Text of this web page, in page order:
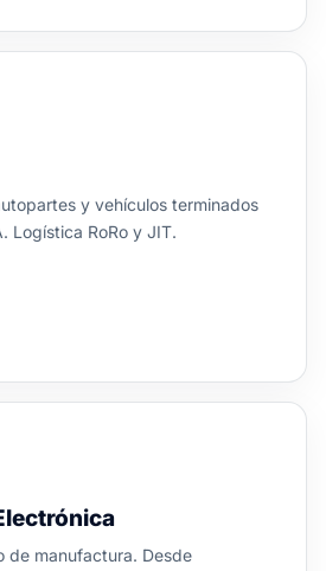
y vehículos terminados
Logística RoRo y JIT.
de manufactura. Desde